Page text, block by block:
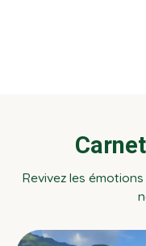
Revivez les